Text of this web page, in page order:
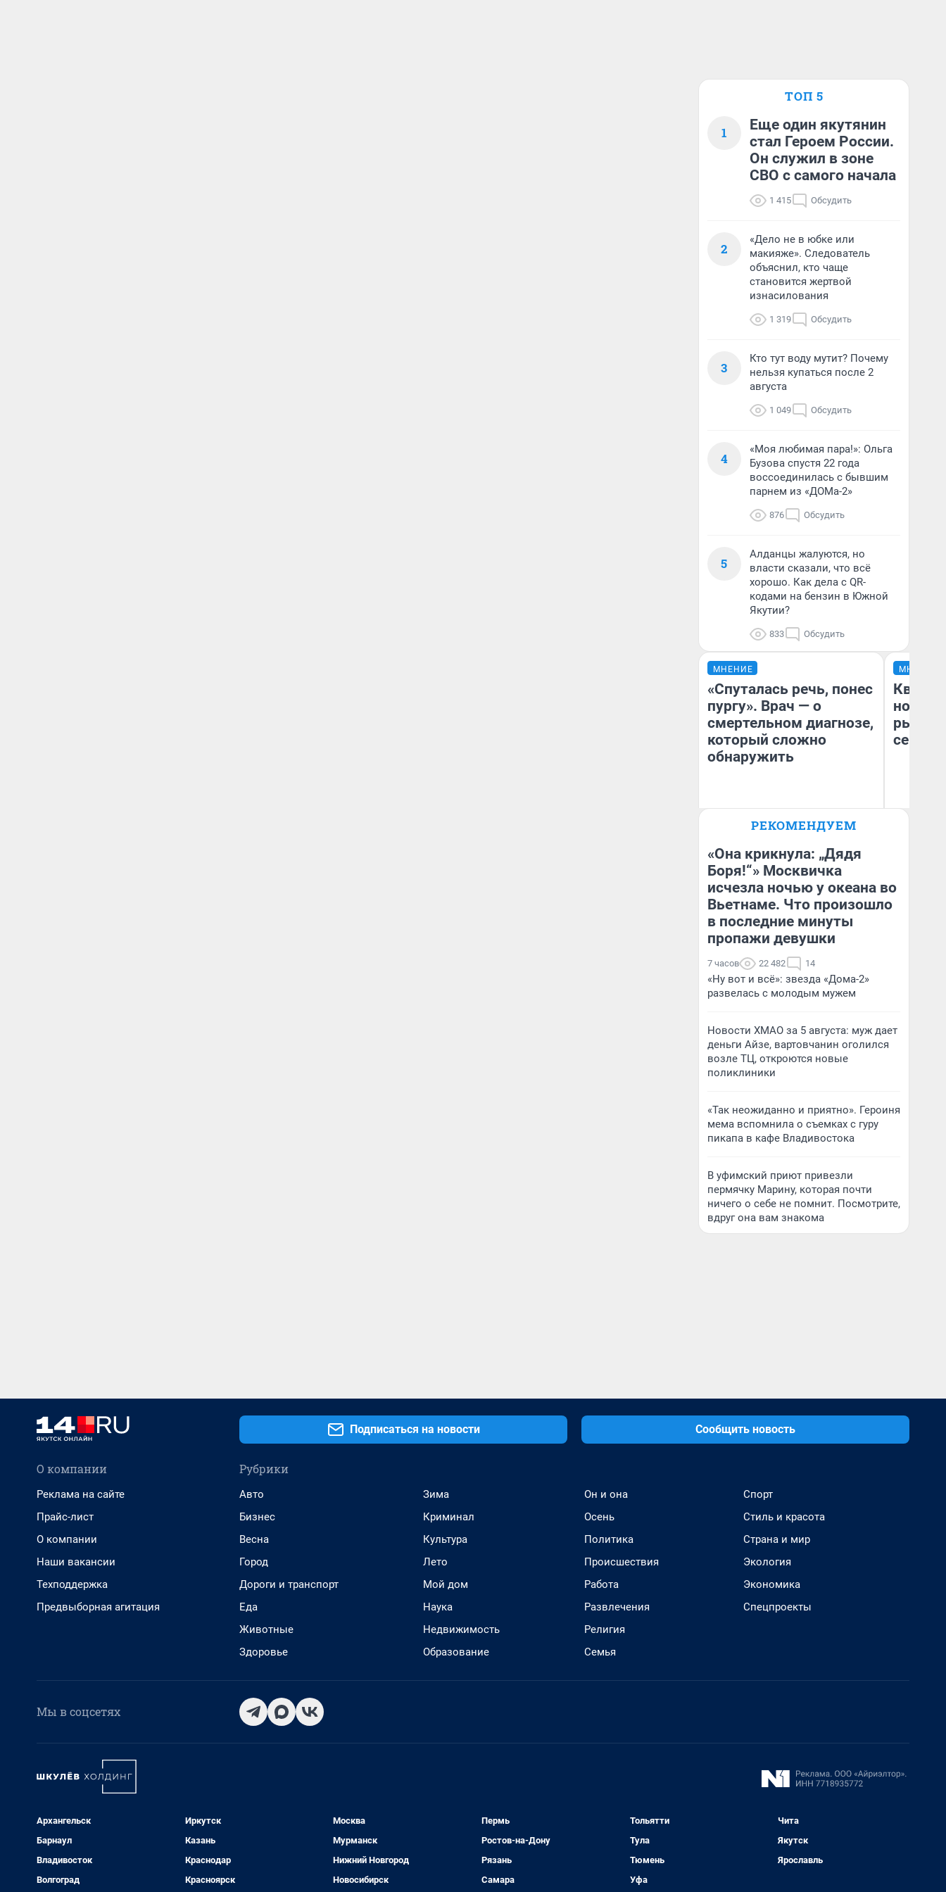
ТОП 5
1
Еще один якутянин
стал Героем России.
Он служил в зоне
СВО с самого начала
1 415 Обсудить
2
«Дело не в юбке или
макияже». Следователь
объяснил, кто чаще
становится жертвой
изнасилования
1 319 Обсудить
3
Кто тут воду мутит? Почему
нельзя купаться после 2
августа
1 049 Обсудить
4
«Моя любимая пара!»: Ольга
Бузова спустя 22 года
воссоединилась с бывшим
парнем из «ДОМа-2»
876 Обсудить
5
Алданцы жалуются, но
власти сказали, что всё
хорошо. Как дела с QR-
кодами на бензин в Южной
Якутии?
833 Обсудить
МНЕНИЕ
«Спуталась речь, понес
пургу». Врач — о
смертельном диагнозе,
который сложно
обнаружить
Главврач клиники
Волковой»
МНЕНИЕ
но
рынок
РЕКОМЕНДУЕМ
«Она крикнула: „Дядя
Боря!“» Москвичка
исчезла ночью у океана во
Вьетнаме. Что произошло
в последние минуты
пропажи девушки
7 часов 22 482 14
«Ну вот и всё»: звезда «Дома-2»
развелась с молодым мужем
Новости ХМАО за 5 августа: муж дает
деньги Айзе, вартовчанин оголился
возле ТЦ, откроются новые
поликлиники
«Так неожиданно и приятно». Героиня
мема вспомнила о съемках с гуру
пикапа в кафе Владивостока
В уфимский приют привезли
пермячку Марину, которая почти
ничего о себе не помнит. Посмотрите,
вдруг она вам знакома
Подписаться на новости Сообщить новость
О компании
Реклама на сайте
Прайс-лист
О компании
Наши вакансии
Техподдержка
Предвыборная агитация
Рубрики
Авто
Бизнес
Весна
Город
Дороги и транспорт
Еда
Животные
Здоровье
Зима
Криминал
Культура
Лето
Мой дом
Наука
Недвижимость
Образование
Он и она
Осень
Политика
Происшествия
Работа
Развлечения
Религия
Семья
Спорт
Стиль и красота
Страна и мир
Экология
Экономика
Спецпроекты
Мы в соцсетях
Архангельск
Барнаул
Владивосток
Волгоград
Иркутск
Казань
Краснодар
Красноярск
Москва
Мурманск
Нижний Новгород
Новосибирск
Пермь
Ростов-на-Дону
Рязань
Самара
Тольятти
Тула
Тюмень
Уфа
Чита
Якутск
Ярославль